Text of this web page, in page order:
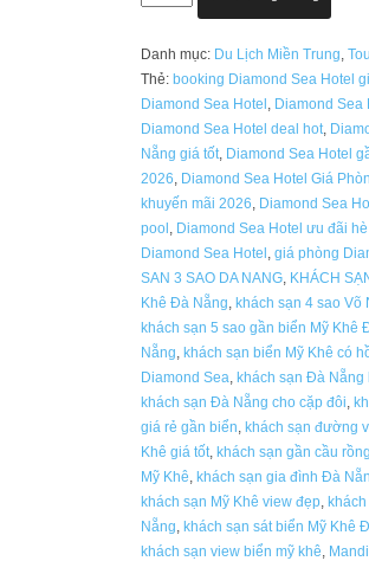
Sea
Giá
Phòng
Khuyến
mãi
hot
2026
số
lượng
Danh mục: Du Lịch Miền Trung,
Thẻ: booking Diamond Sea Hotel
Diamond Sea Hotel , Diamond Sea
Diamond Sea Hotel deal hot,
Nẵng giá tốt, Diamond Sea Hotel
2026, Diamond Sea Hotel Giá
khuyến mãi 2026, Diamond Sea
pool , Diamond Sea Hotel ưu đãi
Diamond Sea Hotel ,giá phòng
SAN 3 SAO DA NANG, KHÁCH
Khê Đà Nẵng, khách sạn 4 sao
khách sạn 5 sao gần biển Mỹ Khê
Nẵng, khách sạn biển Mỹ Khê có
Diamond Sea, khách sạn Đà Nẵng
khách sạn Đà Nẵng cho cặp đôi,
giá rẻ gần biển, khách sạn đường
Khê giá tốt, khách sạn gần cầu
Mỹ Khê, khách sạn gia đình Đà
khách sạn Mỹ Khê view đẹp,
Nẵng, khách sạn sát biển Mỹ Khê
khách sạn view biển mỹ khê,